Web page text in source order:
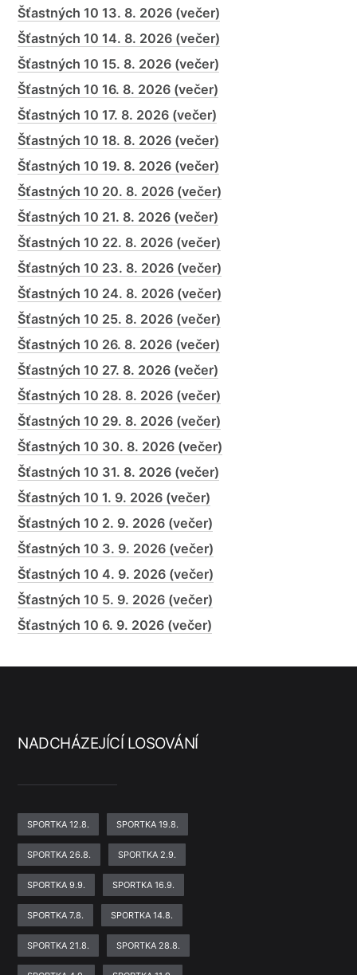
Šťastných 10 13. 8. 2026 (večer)
Šťastných 10 14. 8. 2026 (večer)
Šťastných 10 15. 8. 2026 (večer)
Šťastných 10 16. 8. 2026 (večer)
Šťastných 10 17. 8. 2026 (večer)
Šťastných 10 18. 8. 2026 (večer)
Šťastných 10 19. 8. 2026 (večer)
Šťastných 10 20. 8. 2026 (večer)
Šťastných 10 21. 8. 2026 (večer)
Šťastných 10 22. 8. 2026 (večer)
Šťastných 10 23. 8. 2026 (večer)
Šťastných 10 24. 8. 2026 (večer)
Šťastných 10 25. 8. 2026 (večer)
Šťastných 10 26. 8. 2026 (večer)
Šťastných 10 27. 8. 2026 (večer)
Šťastných 10 28. 8. 2026 (večer)
Šťastných 10 29. 8. 2026 (večer)
Šťastných 10 30. 8. 2026 (večer)
Šťastných 10 31. 8. 2026 (večer)
Šťastných 10 1. 9. 2026 (večer)
Šťastných 10 2. 9. 2026 (večer)
Šťastných 10 3. 9. 2026 (večer)
Šťastných 10 4. 9. 2026 (večer)
Šťastných 10 5. 9. 2026 (večer)
Šťastných 10 6. 9. 2026 (večer)
NADCHÁZEJÍCÍ LOSOVÁNÍ
SPORTKA 12.8. SPORTKA 19.8.
SPORTKA 26.8. SPORTKA 2.9.
SPORTKA 9.9. SPORTKA 16.9.
SPORTKA 7.8. SPORTKA 14.8.
SPORTKA 21.8. SPORTKA 28.8.